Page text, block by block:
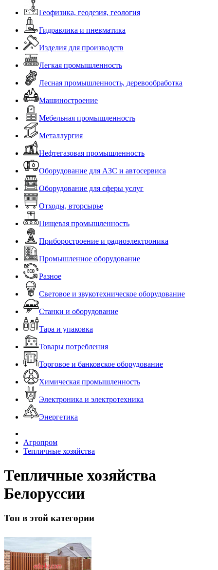
Геофизика, геодезия, геология
Гидравлика и пневматика
Изделия для производств
Легкая промышленность
Лесная промышленность, деревообработка
Машиностроение
Мебельная промышленность
Металлургия
Нефтегазовая промышленность
Оборудование для АЗС и автосервиса
Оборудование для сферы услуг
Отходы, вторсырье
Пищевая промышленность
Приборостроение и радиоэлектроника
Промышленное оборудование
Разное
Световое и звукотехническое оборудование
Станки и оборудование
Тара и упаковка
Товары потребления
Торговое и банковское оборудование
Химическая промышленность
Электроника и электротехника
Энергетика
Агропром
Тепличные хозяйства
Тепличные хозяйства
Белоруссии
Топ в этой категории